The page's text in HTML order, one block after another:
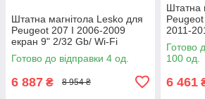
Штатна магнітола Lesko для
Peugeot 207 I 2006-2009
екран 9" 2/32 Gb/ Wi-Fi
Optima GPS Android Пожо
Готово до відправки 4 од.
6 887 ₴ 8 954 ₴
Штатна
Peugeot
2011-
Grey/
Android
Готово
100 од.
6 461